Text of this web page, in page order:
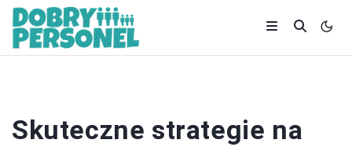
Skuteczne strategie na